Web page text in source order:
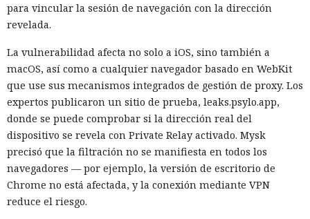
para vincular la sesión de navegación con la dirección
revelada.
La vulnerabilidad afecta no solo a iOS, sino también a
macOS, así como a cualquier navegador basado en WebKit
que use sus mecanismos integrados de gestión de proxy. Los
expertos publicaron un sitio de prueba, leaks.psylo.app,
donde se puede comprobar si la dirección real del
dispositivo se revela con Private Relay activado. Mysk
precisó que la filtración no se manifiesta en todos los
navegadores — por ejemplo, la versión de escritorio de
Chrome no está afectada, y la conexión mediante VPN
reduce el riesgo.